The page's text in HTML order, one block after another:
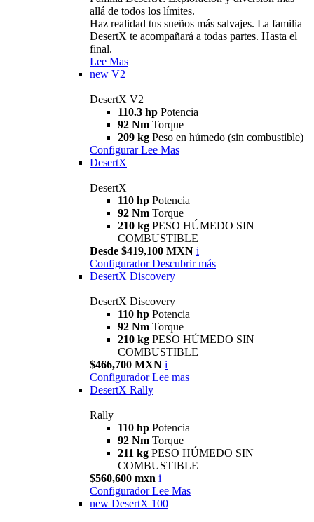
allá de todos los límites.
Haz realidad tus sueños más salvajes. La familia
DesertX te acompañará a todas partes. Hasta el
final.
Lee Mas
new V2
DesertX V2
110.3 hp Potencia
92 Nm Torque
209 kg Peso en húmedo (sin combustible)
Configurar Lee Mas
DesertX
DesertX
110 hp Potencia
92 Nm Torque
210 kg PESO HÚMEDO SIN
COMBUSTIBLE
Desde $419,100 MXN i
Configurador Descubrir más
DesertX Discovery
DesertX Discovery
110 hp Potencia
92 Nm Torque
210 kg PESO HÚMEDO SIN
COMBUSTIBLE
$466,700 MXN i
Configurador Lee mas
DesertX Rally
Rally
110 hp Potencia
92 Nm Torque
211 kg PESO HÚMEDO SIN
COMBUSTIBLE
$560,600 mxn i
Configurador Lee Mas
new DesertX 100